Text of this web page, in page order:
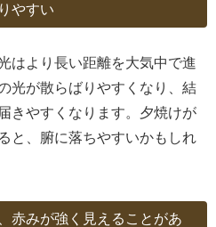
やすい
はより長い距離を大気中で進
光が散らばりやすくなり、結
きやすくなります。夕焼けが
と、腑に落ちやすいかもしれ
赤みが強く見えることがあ